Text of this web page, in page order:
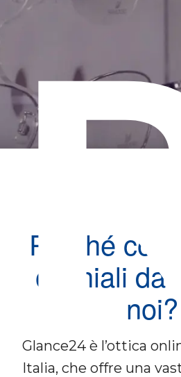
Perché
occhiali da
noi?
Glance24 è l’ottica
Italia, che offre una